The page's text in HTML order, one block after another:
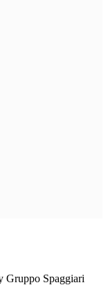
Gruppo Spaggiari